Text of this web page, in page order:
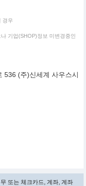
경우
기업(SHOP)정보 미변경중인
536 (주)신세계 사우스시
또는 체크카드, 계좌, 계좌